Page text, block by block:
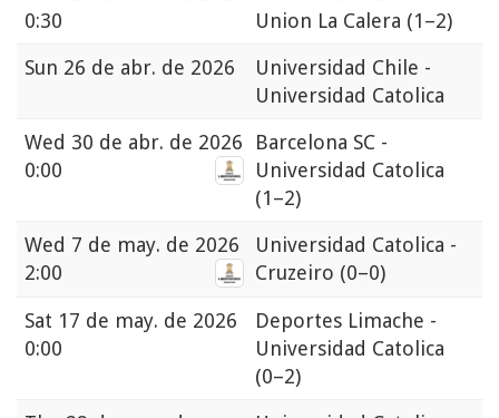
0:30
Union La Calera (1–2)
Sun 26 de abr. de 2026
Universidad Chile -
Universidad Catolica
Wed 30 de abr. de 2026
0:00
Barcelona SC -
Universidad Catolica
(1–2)
Wed 7 de may. de 2026
2:00
Universidad Catolica -
Cruzeiro (0–0)
Sat 17 de may. de 2026
0:00
Deportes Limache -
Universidad Catolica
(0–2)